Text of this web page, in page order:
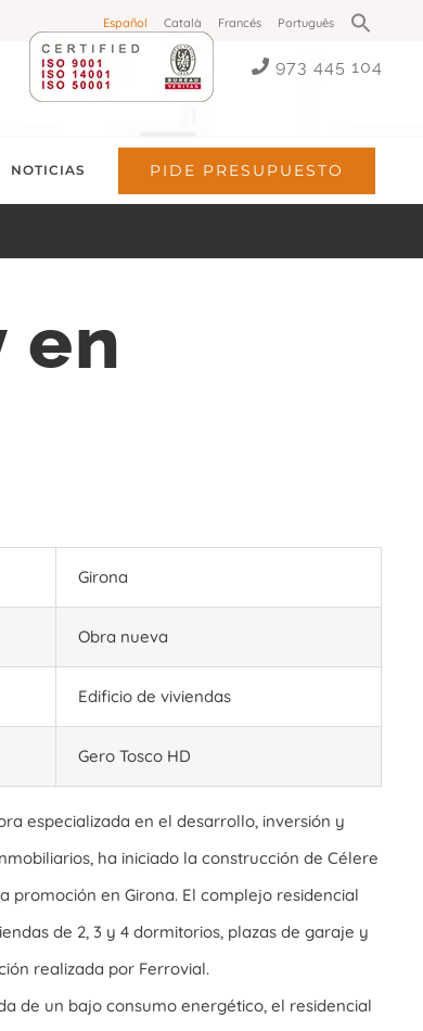
Español Català Francés Português
973 445 104
NOTICIAS PIDE PRESUPUESTO
en
Girona
Obra nueva
Edificio de viviendas
Gero Tosco HD
especializada en el desarrollo, inversión y
ha iniciado la construcción de Célere
promoción en Girona. El complejo residencial
de 2, 3 y 4 dormitorios, plazas de garaje y
realizada por Ferrovial.
de un bajo consumo energético, el residencial